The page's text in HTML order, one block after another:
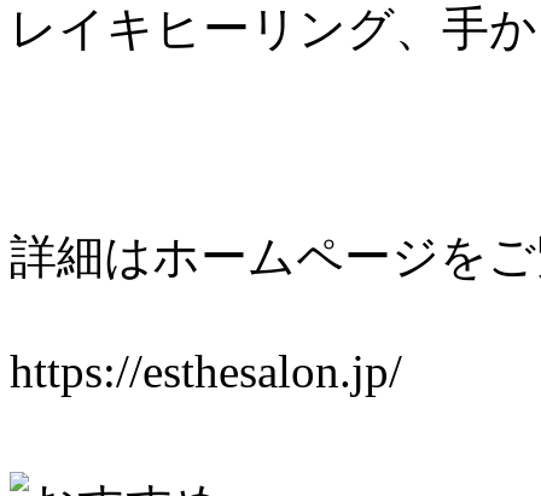
レイキヒーリング、手
詳細はホームページを
https://esthesalon.jp/